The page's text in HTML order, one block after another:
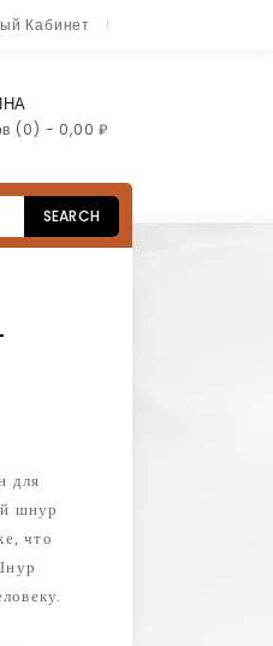
Кабинет
(0) - 0,00 ₽
SEARCH
для
шнур
что